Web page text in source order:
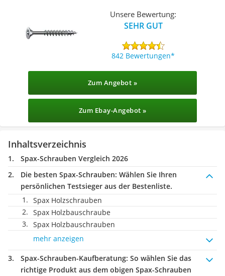
Unsere Bewertung:
SEHR GUT
842 Bewertungen
Zum Angebot »
Zum Ebay-Angebot »
Inhaltsverzeichnis
Spax-Schrauben Vergleich 2026
Die besten Spax-Schrauben: Wählen Sie Ihren
persönlichen Testsieger aus der Bestenliste.
Spax Holzschrauben
Spax Holzbauschraube
Spax Holzbauschrauben
mehr anzeigen
Spax-Schrauben-Kaufberatung: So wählen Sie das
richtige Produkt aus dem obigen Spax-Schrauben